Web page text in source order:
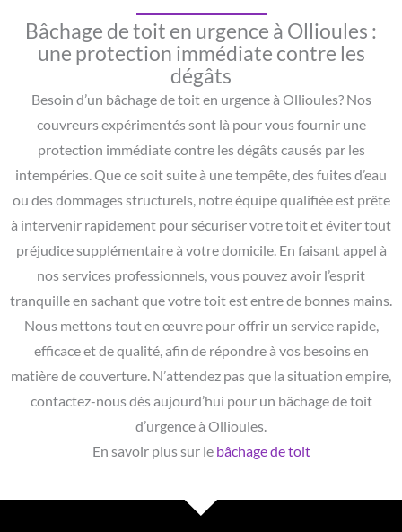
Bâchage de toit en urgence à Ollioules :
une protection immédiate contre les
dégâts
Besoin d’un bâchage de toit en urgence à Ollioules? Nos
couvreurs expérimentés sont là pour vous fournir une
protection immédiate contre les dégâts causés par les
intempéries. Que ce soit suite à une tempête, des fuites d’eau
ou des dommages structurels, notre équipe qualifiée est prête
à intervenir rapidement pour sécuriser votre toit et éviter tout
préjudice supplémentaire à votre domicile. En faisant appel à
nos services professionnels, vous pouvez avoir l’esprit
tranquille en sachant que votre toit est entre de bonnes mains.
Nous mettons tout en œuvre pour offrir un service rapide,
efficace et de qualité, afin de répondre à vos besoins en
matière de couverture. N’attendez pas que la situation empire,
contactez-nous dès aujourd’hui pour un bâchage de toit
d’urgence à Ollioules.
En savoir plus sur le bâchage de toit